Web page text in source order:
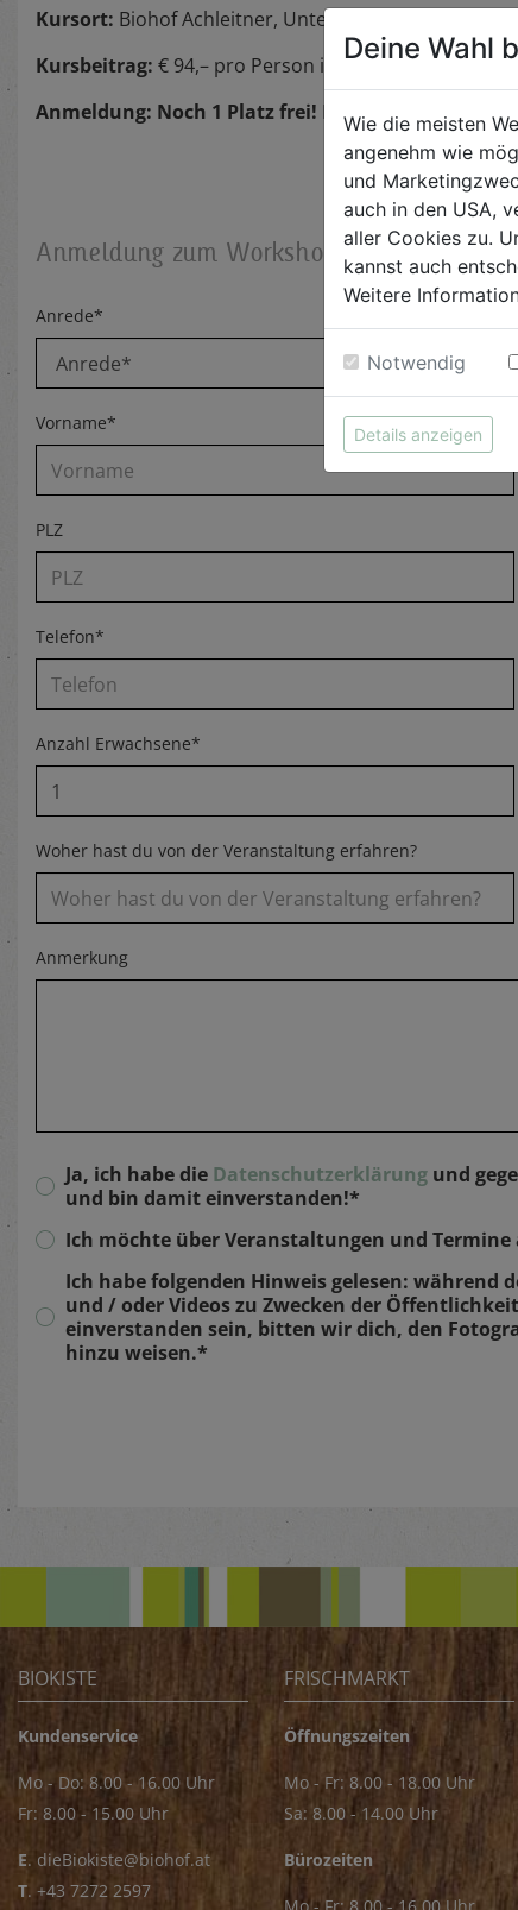
Kursort: Biohof Achleitner, Unterm Regenbogen 1,
Kursbeitrag: € 94,– pro Person inkl. Kostproben und
Anmeldung: Noch 1 Platz frei! Mail an
Anmeldung zum Workshop Gemüse
Anrede*
Vorname*
PLZ
Telefon*
Anzahl Erwachsene*
Woher hast du von der Veranstaltung erfahren?
Anmerkung
Ja, ich habe die Datenschutzerklärung und
und bin damit einverstanden!*
Ich möchte über Veranstaltungen und
Ich habe folgenden Hinweis gelesen:
und / oder Videos zu Zwecken der
einverstanden sein, bitten wir dich, den
hinzu weisen.*
BIOKISTE
Kundenservice
Mo - Do: 8.00 - 16.00 Uhr
Fr: 8.00 - 15.00 Uhr
E. dieBiokiste@biohof.at
T. +43 7272 2597
FRISCHMARKT
Öffnungszeiten
Mo - Fr: 8.00 - 18.00 Uhr
Sa: 8.00 - 14.00 Uhr
Bürozeiten
Deine Wahl
Wie die meisten
angenehm wie
und
auch in den USA,
aller Cookies zu.
kannst auch
Weitere
Notwendig
Details anzeigen